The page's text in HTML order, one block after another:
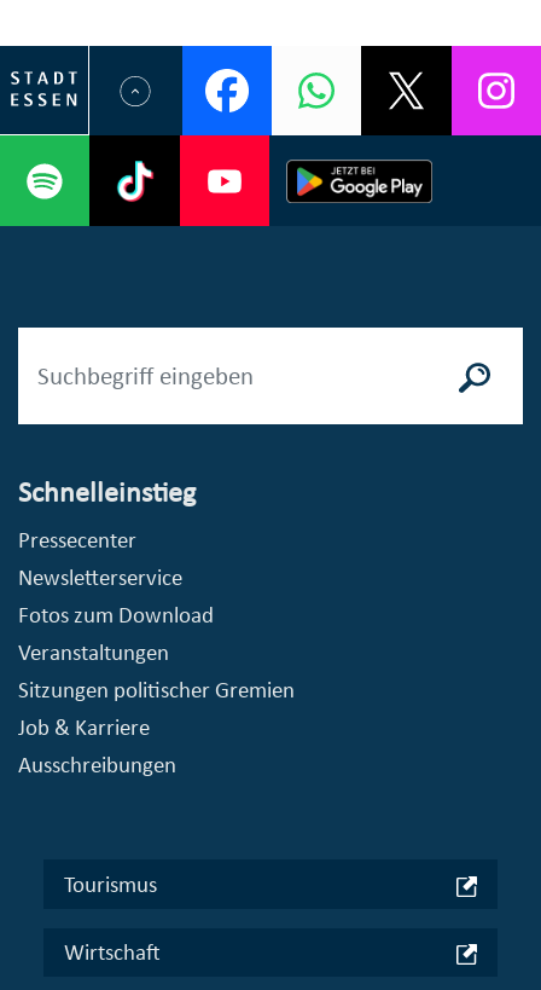
Schnelleinstieg
Pressecenter
Newsletterservice
Fotos zum Download
Veranstaltungen
Sitzungen politischer Gremien
Job & Karriere
Ausschreibungen
Tourismus
Wirtschaft